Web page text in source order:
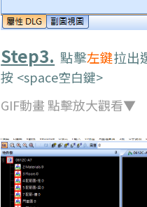
Step3. 點擊左鍵拉出
按 <space空白鍵>
GIF動畫 點擊放大觀看▼